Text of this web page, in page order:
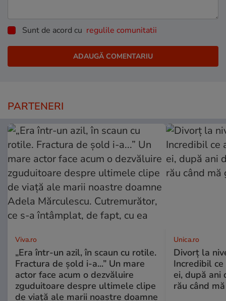
Sunt de acord cu regulile comunitatii
PARTENERI
Viva.ro
„Era într-un azil, în scaun cu rotile.
Fractura de șold i-a...” Un mare
actor face acum o dezvăluire
zguduitoare despre ultimele clipe
de viață ale marii noastre doamne
Unica.ro
Divorț la
Incredibil
ei, după ani
rău când